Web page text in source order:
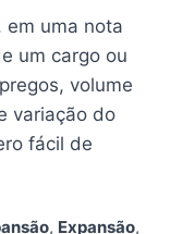
em uma nota
um cargo ou
volume
variação do
fácil de
, Expansão,